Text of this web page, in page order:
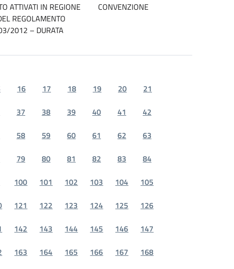
ATTIVATI IN REGIONE
REGOLAMENTO
2012 – DURATA
CONVENZIONE
16 17 18 19 20
21
37 38 39 40 41
42
58 59 60 61 62
63
79 80 81 82 83
84
100 101 102 103 104
105
121 122 123 124 125
126
142 143 144 145 146
147
163 164 165 166 167
168